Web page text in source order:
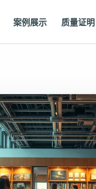
案例展示 质量证明